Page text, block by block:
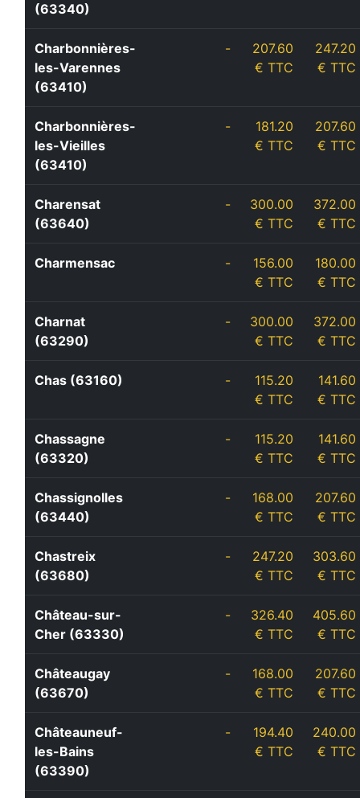
(63340)
Charbonnières-
les-Varennes
(63410)
-
207.60
€ TTC
247.20
€ TTC
Charbonnières-
les-Vieilles
(63410)
-
181.20
€ TTC
207.60
€ TTC
Charensat
(63640)
-
300.00
€ TTC
372.00
€ TTC
Charmensac -
156.00
€ TTC
180.00
€ TTC
Charnat
(63290)
-
300.00
€ TTC
372.00
€ TTC
Chas (63160) -
115.20
€ TTC
141.60
€ TTC
Chassagne
(63320)
-
115.20
€ TTC
141.60
€ TTC
Chassignolles
(63440)
-
168.00
€ TTC
207.60
€ TTC
Chastreix
(63680)
-
247.20
€ TTC
303.60
€ TTC
Château-sur-
Cher (63330)
-
326.40
€ TTC
405.60
€ TTC
Châteaugay
(63670)
-
168.00
€ TTC
207.60
€ TTC
Châteauneuf-
les-Bains
(63390)
-
194.40
€ TTC
240.00
€ TTC